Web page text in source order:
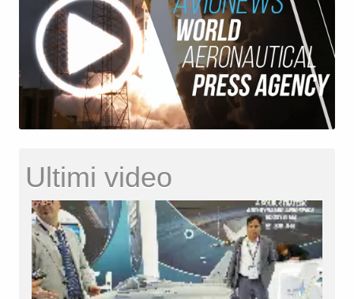
Ultimi video